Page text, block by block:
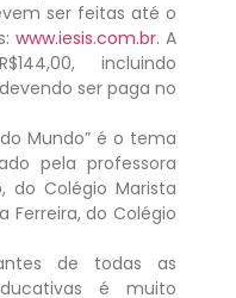
ser feitas até o
www.iesis.com.br. A
incluindo
ser paga no
Mundo” é o tema
pela professora
do Colégio Marista
Ferreira, do Colégio
de todas as
é muito